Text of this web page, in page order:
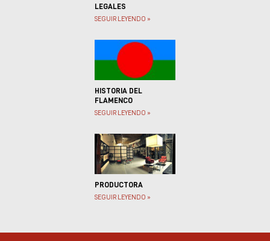
LEGALES
SEGUIR LEYENDO »
HISTORIA DEL
FLAMENCO
SEGUIR LEYENDO »
PRODUCTORA
SEGUIR LEYENDO »